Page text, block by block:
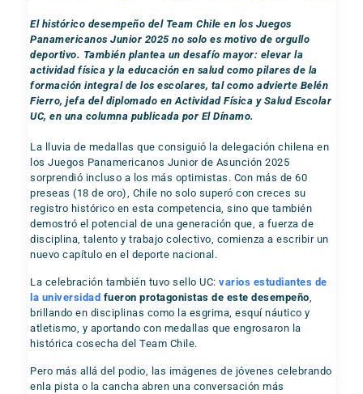
El histórico desempeño del Team Chile en los Juegos
Panamericanos Junior 2025 no solo es motivo de orgullo
deportivo. También plantea un desafío mayor: elevar la
actividad física y la educación en salud como pilares de la
formación integral de los escolares, tal como advierte Belén
Fierro, jefa del diplomado en Actividad Física y Salud Escolar
UC, en una columna publicada por El Dínamo.
La lluvia de medallas que consiguió la delegación chilena en
los Juegos Panamericanos Junior de Asunción 2025
sorprendió incluso a los más optimistas. Con más de 60
preseas (18 de oro), Chile no solo superó con creces su
registro histórico en esta competencia, sino que también
demostró el potencial de una generación que, a fuerza de
disciplina, talento y trabajo colectivo, comienza a escribir un
nuevo capítulo en el deporte nacional.
La celebración también tuvo sello UC:varios estudiantes de
la universidad fueron protagonistas de este desempeño,
brillando en disciplinas como la esgrima, esquí náutico y
atletismo, y aportando con medallas que engrosaron la
histórica cosecha del Team Chile.
Pero más allá del podio, las imágenes de jóvenes celebrando
enla pista o la cancha abren una conversación más